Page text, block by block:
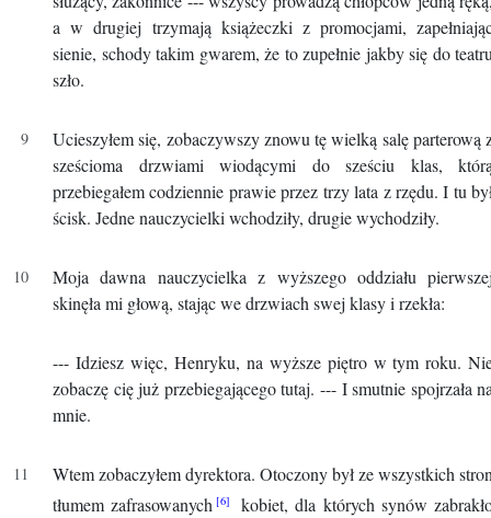
a w drugiej trzymają książeczki z promocjami,
sienie, schody takim gwarem, że to zupełnie jakby się do
szło.
Ucieszyłem się, zobaczywszy znowu tę wielką salę parterową
sześcioma drzwiami wiodącymi do sześciu klas,
przebiegałem codziennie prawie przez trzy lata z rzędu. I tu
ścisk. Jedne nauczycielki wchodziły, drugie wychodziły.
Moja dawna nauczycielka z wyższego oddziału
skinęła mi głową, stając we drzwiach swej klasy i rzekła:
--- Idziesz więc, Henryku, na wyższe piętro w tym roku.
zobaczę cię już przebiegającego tutaj. --- I smutnie spojrzała
mnie.
Wtem zobaczyłem dyrektora. Otoczony był ze wszystkich
tłumem zafrasowanych
kobiet, dla których synów